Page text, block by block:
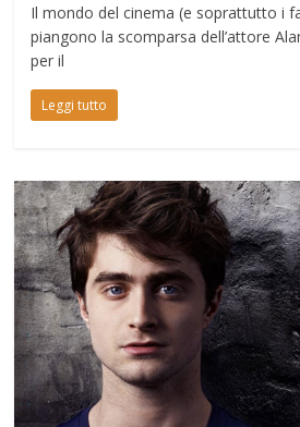
Il mondo del cinema (e soprattutto i
piangono la scomparsa dell’attore
per il
Leggi tutto